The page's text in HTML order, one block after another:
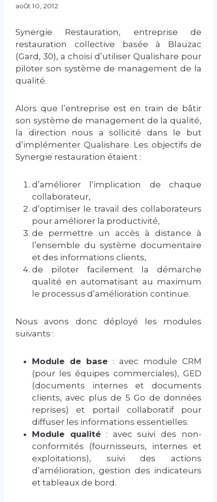
août 10, 2012
Synergie Restauration, entreprise de
restauration collective basée à Blauzac
(Gard, 30), a choisi d’utiliser Qualishare pour
piloter son système de management de la
qualité.
Alors que l’entreprise est en train de bâtir
son système de management de la qualité,
la direction nous a sollicité dans le but
d’implémenter Qualishare. Les objectifs de
Synergie restauration étaient :
d’améliorer l’implication de chaque
collaborateur,
d’optimiser le travail des collaborateurs
pour améliorer la productivité,
de permettre un accès à distance à
l’ensemble du système documentaire
et des informations clients,
de piloter facilement la démarche
qualité en automatisant au maximum
le processus d’amélioration continue.
Nous avons donc déployé les modules
suivants :
Module de base : avec module CRM
(pour les équipes commerciales), GED
(documents internes et documents
clients, avec plus de 5 Go de données
reprises) et portail collaboratif pour
diffuser les informations essentielles.
Module qualité: avec suivi des non-
conformités (fournisseurs, internes et
exploitations), suivi des actions
d’amélioration, gestion des indicateurs
et tableaux de bord.